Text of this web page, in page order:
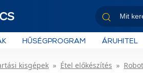
HŰSÉGPROGRAM ÁRUHITEL
kisgépek Étel előkészítés